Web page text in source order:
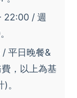
22:00 / 週
平日晚餐&
，以上為基
。